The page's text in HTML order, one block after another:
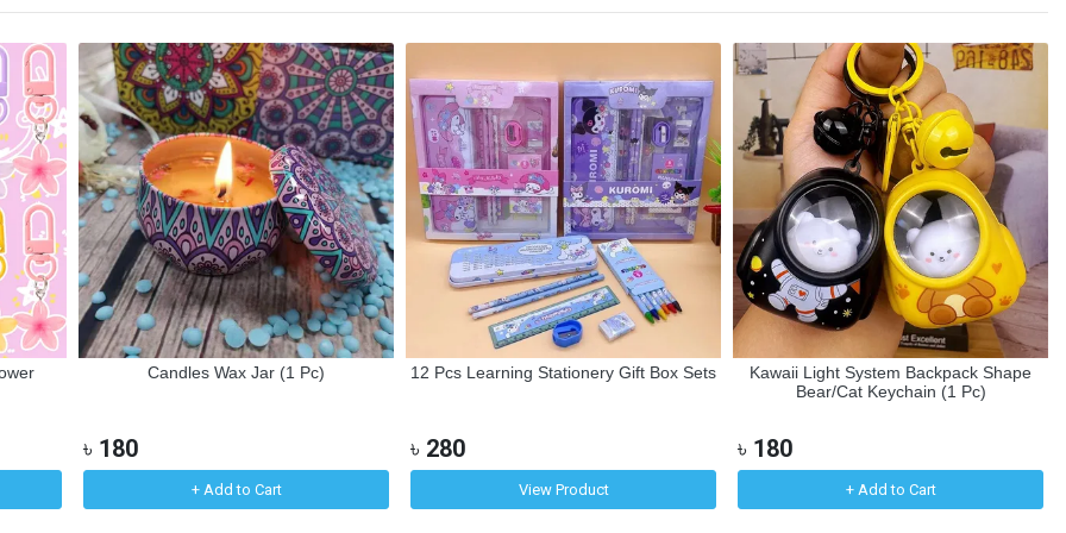
Candles Wax Jar (1 Pc)
৳ 180
+ Add to Cart
12 Pcs Learning Stationery Gift Box Sets
৳ 280
View Product
Kawaii Light System Backpack Shape
Bear/Cat Keychain (1 Pc)
৳ 180
+ Add to Cart